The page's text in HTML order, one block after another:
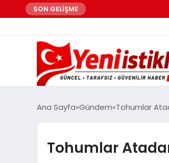
SON GELİŞME
Ana Sayfa Gündem Tohumlar
Tohumlar